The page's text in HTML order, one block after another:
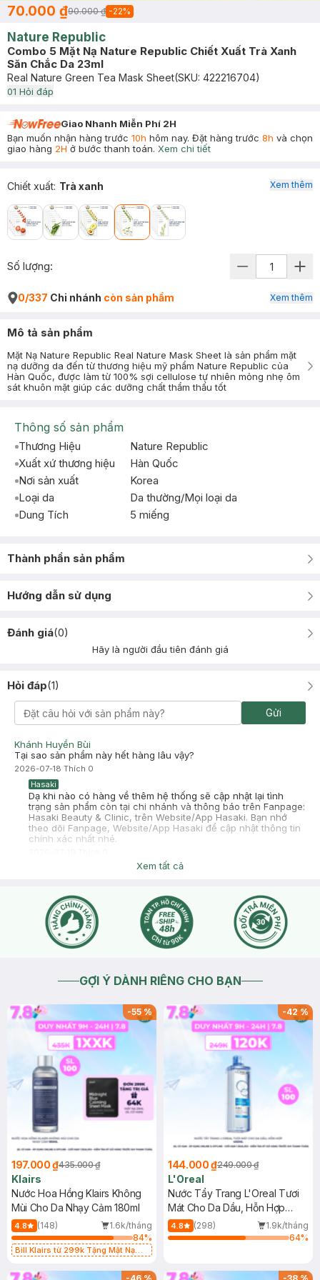
70.000 ₫90.000 ₫ -22%
Nature Republic
Combo 5 Mặt Nạ Nature Republic Chiết Xuất Trà Xanh
Săn Chắc Da 23ml
Real Nature Green Tea Mask Sheet(SKU: 422216704)
01 Hỏi đáp
Giao Nhanh Miễn Phí 2H
Bạn muốn nhận hàng trước 10h hôm nay. Đặt hàng trước 8h và chọn
giao hàng 2H ở bước thanh toán. Xem chi tiết
Chiết xuất: Trà xanh Xem thêm
Số lượng:
0/337 Chi nhánh còn sản phẩm Xem thêm
Mô tả sản phẩm
Mặt Nạ Nature Republic Real Nature Mask Sheet là sản phẩm mặt
nạ dưỡng da đến từ thương hiệu mỹ phẩm Nature Republic của
Hàn Quốc, được làm từ 100% sợi cellulose tự nhiên mỏng nhẹ ôm
sát khuôn mặt giúp các dưỡng chất thẩm thấu tốt
Thông số sản phẩm
Thương Hiệu
Nature Republic
Xuất xứ thương hiệu
Hàn Quốc
Nơi sản xuất
Korea
Loại da
Da thường/Mọi loại da
Dung Tích
5 miếng
Thành phần sản phẩm
Hướng dẫn sử dụng
Đánh giá(0)
Hãy là người đầu tiên đánh giá
Hỏi đáp(1)
Gửi
Khánh Huyền Bùi
Tại sao sản phẩm này hết hàng lâu vậy?
2026-07-18 Thích 0
Hasaki
Dạ khi nào có hàng về thêm hệ thống sẽ cập nhật lại tình
trạng sản phẩm còn tại chi nhánh và thông báo trên Fanpage:
Hasaki Beauty & Clinic, trên Website/App Hasaki. Bạn nhớ
theo dõi Fanpage, Website/App Hasaki để cập nhật thông tin
chính xác nhất nhé.
Xem tất cả
GỢI Ý DÀNH RIÊNG CHO BẠN
-55%
197.000 ₫435.000 ₫
Klairs
Nước Hoa Hồng Klairs Không
Mùi Cho Da Nhạy Cảm 180ml
4.8 (148)
1.6k/tháng
84%
Bill Klairs từ 299k Tặng Mặt Nạ
25ml (SL Có Hạn)
-42%
144.000 ₫249.000 ₫
L'Oreal
Nước Tẩy Trang L'Oreal Tươi
Mát Cho Da Dầu, Hỗn Hợp
400ml
4.8 (298)
1.9k/tháng
64%